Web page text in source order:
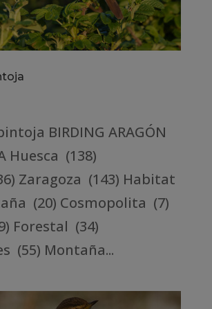
BIRDING ARAGÓN
Huesca (138)
Zaragoza (143) Habitat
(20) Cosmopolita (7)
Forestal (34)
(55) Montaña...